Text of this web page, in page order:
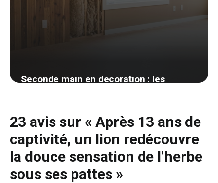
Seconde main en decoration : les
25 mai 2026
23 avis sur « Après 13 ans de
captivité, un lion redécouvre
la douce sensation de l’herbe
sous ses pattes »